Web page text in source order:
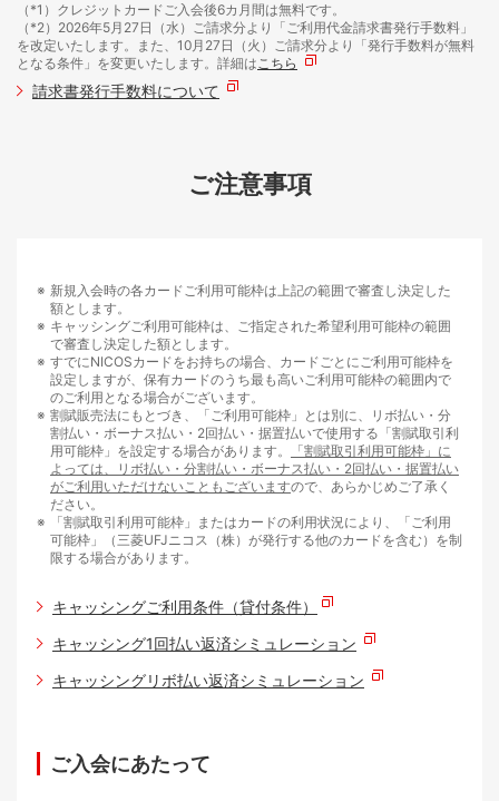
（*1）クレジットカードご入会後6カ月間は無料です。
（*2）2026年5月27日（水）ご請求分より「ご利用代金請求書発行手数料」
を改定いたします。また、10月27日（火）ご請求分より「発行手数料が無料
となる条件」を変更いたします。詳細はこちら
請求書発行手数料について
ご注意事項
新規入会時の各カードご利用可能枠は上記の範囲で審査し決定した
額とします。
キャッシングご利用可能枠は、ご指定された希望利用可能枠の範囲
で審査し決定した額とします。
すでにNICOSカードをお持ちの場合、カードごとにご利用可能枠を
設定しますが、保有カードのうち最も高いご利用可能枠の範囲内で
のご利用となる場合がございます。
割賦販売法にもとづき、「ご利用可能枠」とは別に、リボ払い・分
割払い・ボーナス払い・2回払い・据置払いで使用する「割賦取引利
用可能枠」を設定する場合があります。
「割賦取引利用可能枠」に
よっては、リボ払い・分割払い・ボーナス払い・2回払い・据置払い
がご利用いただけないこともございますので、あらかじめご了承く
ださい。
「割賦取引利用可能枠」またはカードの利用状況により、「ご利用
可能枠」（三菱UFJニコス（株）が発行する他のカードを含む）を制
限する場合があります。
キャッシングご利用条件（貸付条件）
キャッシング1回払い返済シミュレーション
キャッシングリボ払い返済シミュレーション
ご入会にあたって